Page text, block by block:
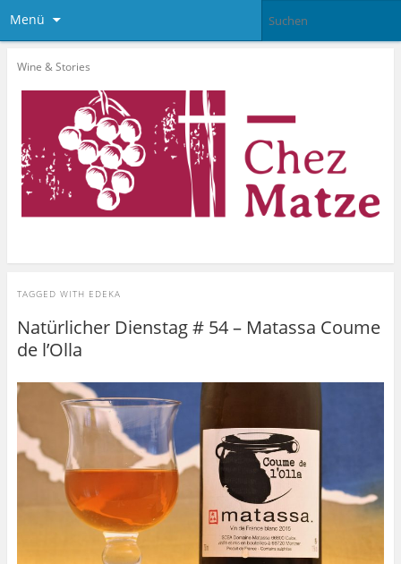
Menü
Wine & Stories
TAGGED WITH EDEKA
Natürlicher Dienstag # 54 – Matassa Coume
de l’Olla